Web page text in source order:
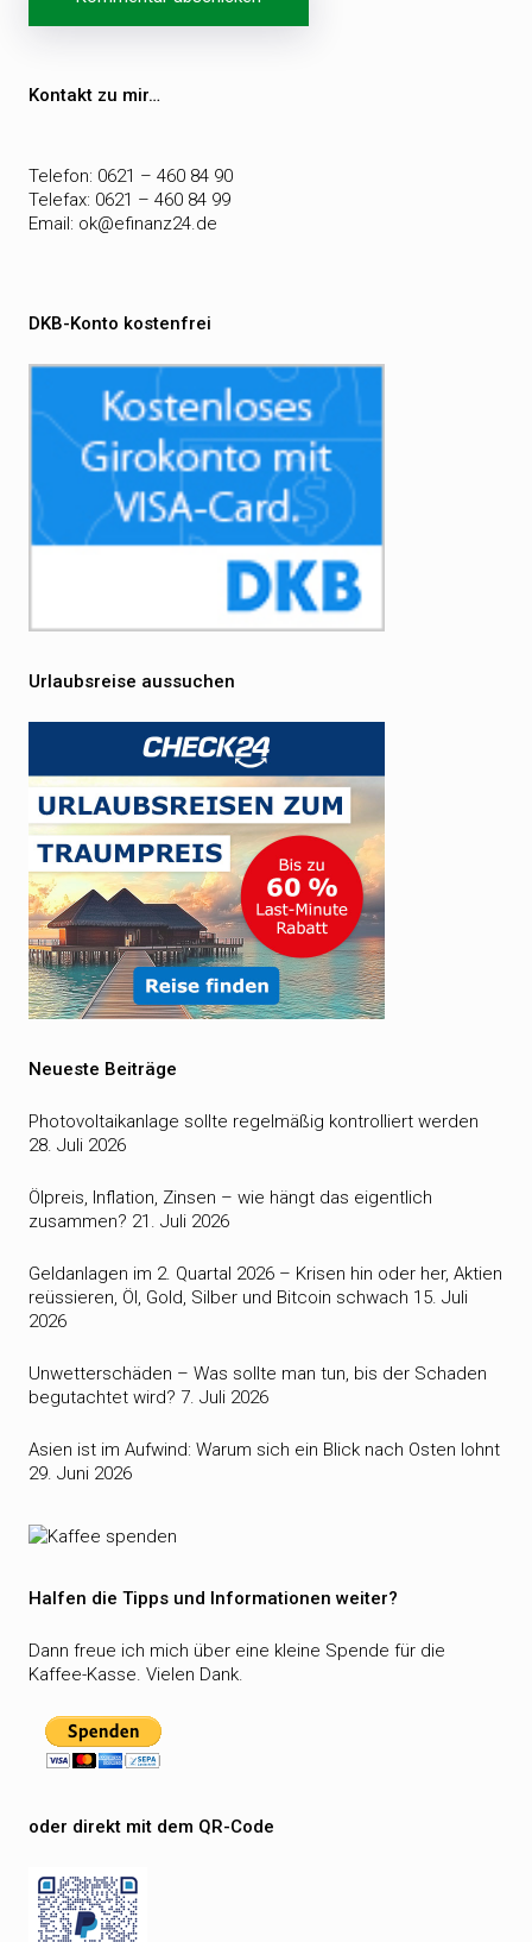
Beitragsnavigation
Kontakt zu mir…
Telefon: 0621 – 460 84 90
Telefax: 0621 – 460 84 99
Email: ok@efinanz24.de
DKB-Konto kostenfrei
Urlaubsreise aussuchen
Neueste Beiträge
Photovoltaikanlage sollte regelmäßig kontrolliert werden
28. Juli 2026
Ölpreis, Inflation, Zinsen – wie hängt das eigentlich
zusammen? 21. Juli 2026
Geldanlagen im 2. Quartal 2026 – Krisen hin oder her, Aktien
reüssieren, Öl, Gold, Silber und Bitcoin schwach 15. Juli
2026
Unwetterschäden – Was sollte man tun, bis der Schaden
begutachtet wird? 7. Juli 2026
Asien ist im Aufwind: Warum sich ein Blick nach Osten lohnt
29. Juni 2026
Halfen die Tipps und Informationen weiter?
Dann freue ich mich über eine kleine Spende für die
Kaffee-Kasse. Vielen Dank.
oder direkt mit dem QR-Code